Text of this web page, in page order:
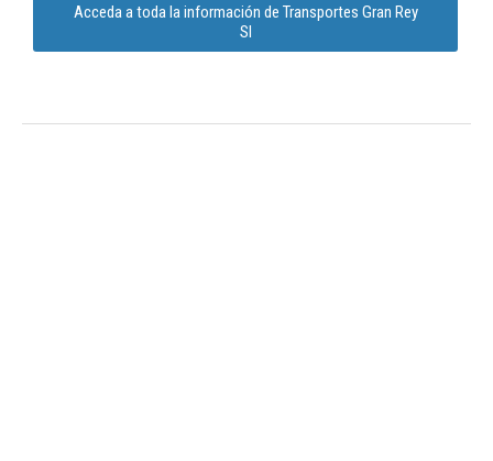
Acceda a toda la información de Transportes Gran Rey
Sl